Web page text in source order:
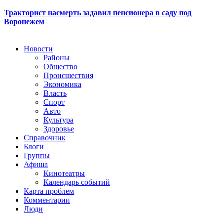
Тракторист насмерть задавил пенсионера в саду под
Воронежем
Новости
Районы
Общество
Происшествия
Экономика
Власть
Спорт
Авто
Культура
Здоровье
Справочник
Блоги
Группы
Афиша
Кинотеатры
Календарь событий
Карта проблем
Комментарии
Люди